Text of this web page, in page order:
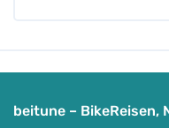
beitune –